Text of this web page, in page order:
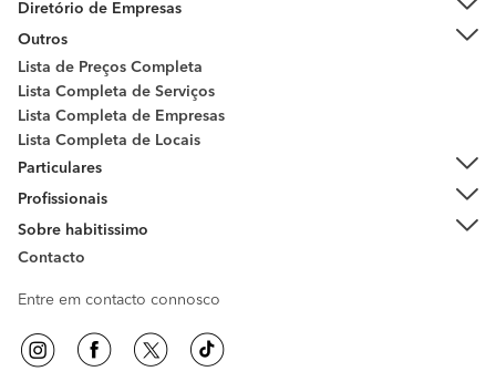
Diretório de Empresas
Outros
Lista de Preços Completa
Lista Completa de Serviços
Lista Completa de Empresas
Lista Completa de Locais
Particulares
Profissionais
Sobre habitissimo
Contacto
Entre em contacto connosco